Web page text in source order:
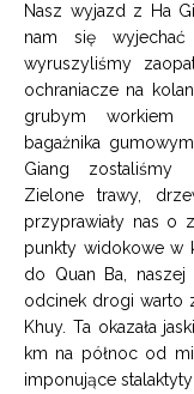
Nasz wyjazd z Ha
nam się
wyruszyliśmy
ochraniacze na
grubym workiem
bagażnika
Giang zostaliśmy
Zielone trawy,
przyprawiały nas o
punkty widokowe w
do Quan Ba, naszej
odcinek drogi warto
Khuy. Ta okazała
km na północ od
imponujące